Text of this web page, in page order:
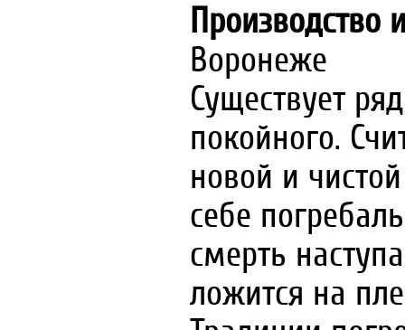
Производство
Воронеже
Существует
покойного.
новой и
себе
смерть
ложится на